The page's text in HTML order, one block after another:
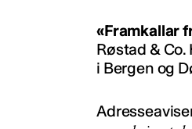
«Framkallar
Røstad &
i Bergen og